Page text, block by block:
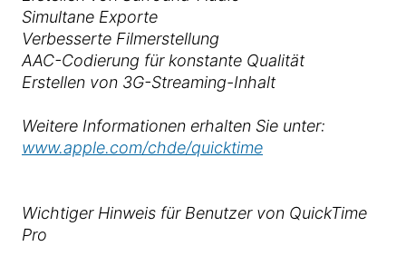
Simultane Exporte
Verbesserte Filmerstellung
AAC-Codierung für konstante Qualität
Erstellen von 3G-Streaming-Inhalt
Weitere Informationen erhalten Sie unter:
www.apple.com/chde/quicktime
Wichtiger Hinweis für Benutzer von QuickTime
Pro